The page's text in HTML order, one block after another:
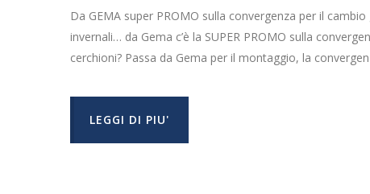
Da GEMA super PROMO sulla convergenza per il
invernali… da Gema c’è la SUPER PROMO sulla
cerchioni? Passa da Gema per il montaggio, la
LEGGI DI PIU'